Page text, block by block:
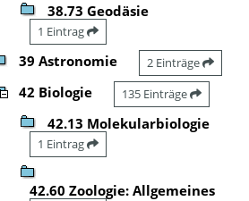
38.73 Geodäsie
1 Eintrag
39 Astronomie 2 Einträge
42 Biologie 135 Einträge
42.13 Molekularbiologie
1 Eintrag
42.60 Zoologie: Allgemeines